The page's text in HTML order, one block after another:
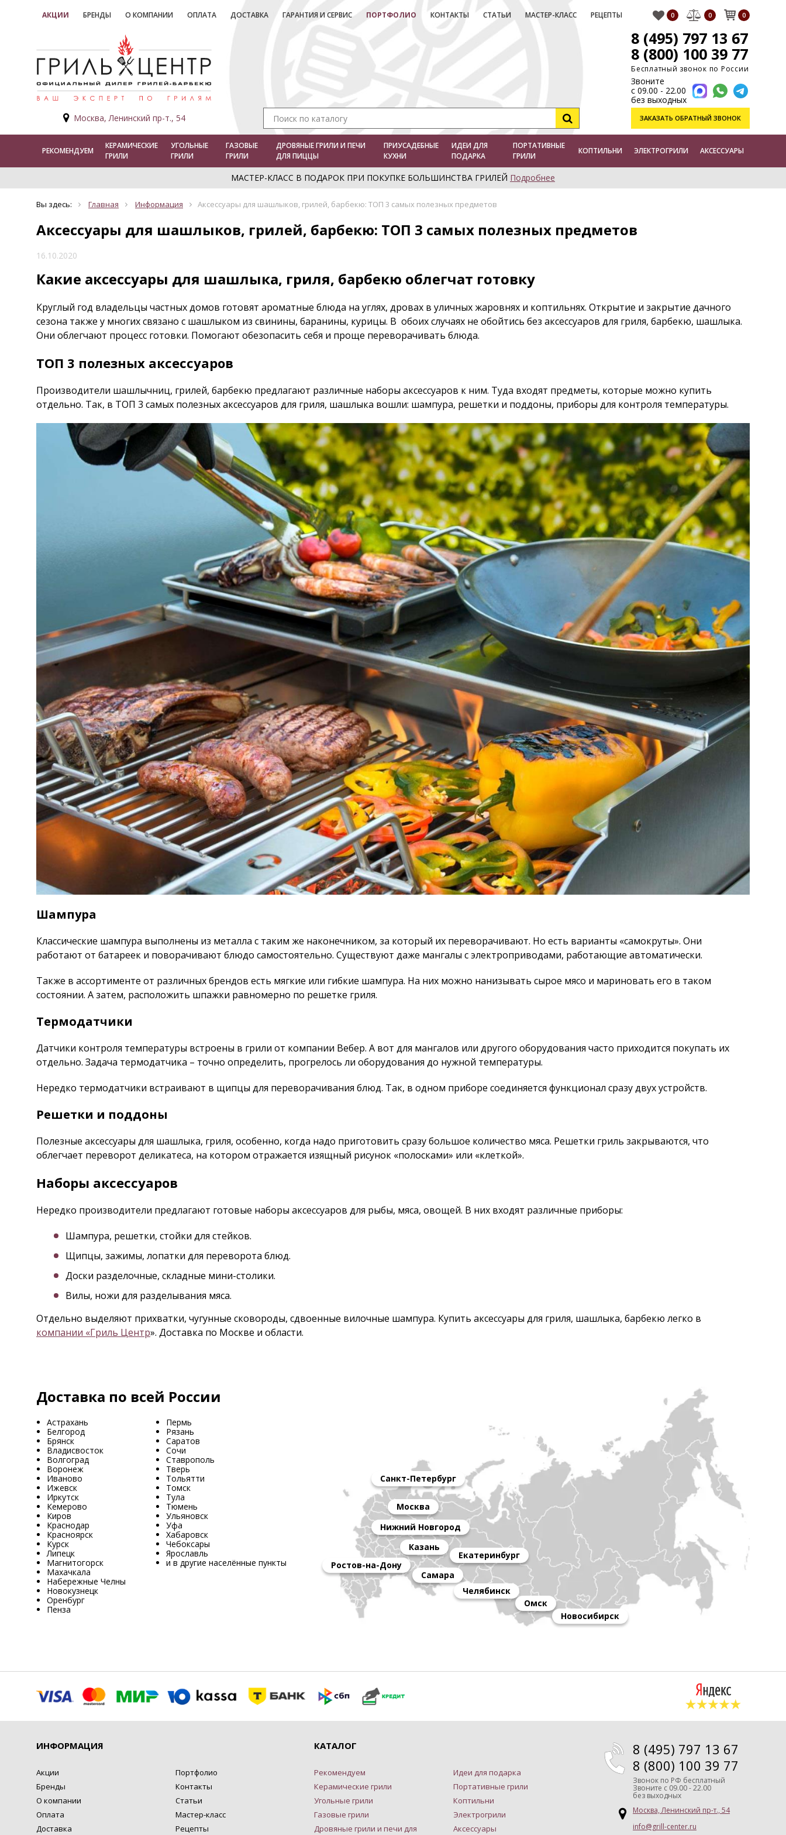
АКЦИИ БРЕНДЫ О КОМПАНИИ ОПЛАТА ДОСТАВКА ГАРАНТИЯ И СЕРВИС ПОРТФОЛИО КОНТАКТЫ СТАТЬИ МАСТЕР-КЛАСС РЕЦЕПТЫ 0 0 0
Москва, Ленинский пр-т., 54
8 (495) 797 13 67
8 (800) 100 39 77
Бесплатный звонок по России
Звоните
с 09.00 - 22.00
без выходных
ЗАКАЗАТЬ ОБРАТНЫЙ ЗВОНОК
РЕКОМЕНДУЕМ
КЕРАМИЧЕСКИЕ
ГРИЛИ
УГОЛЬНЫЕ
ГРИЛИ
ГАЗОВЫЕ
ГРИЛИ
ДРОВЯНЫЕ ГРИЛИ И ПЕЧИ
ДЛЯ ПИЦЦЫ
ПРИУСАДЕБНЫЕ
КУХНИ
ИДЕИ ДЛЯ
ПОДАРКА
ПОРТАТИВНЫЕ
ГРИЛИ
КОПТИЛЬНИ ЭЛЕКТРОГРИЛИ АКСЕССУАРЫ
МАСТЕР-КЛАСС В ПОДАРОК ПРИ ПОКУПКЕ БОЛЬШИНСТВА ГРИЛЕЙ Подробнее
Вы здесь: Главная Информация Аксессуары для шашлыков, грилей, барбекю: ТОП 3 самых полезных предметов
Аксессуары для шашлыков, грилей, барбекю: ТОП 3 самых полезных предметов
16.10.2020
Какие аксессуары для шашлыка, гриля, барбекю облегчат готовку
Круглый год владельцы частных домов готовят ароматные блюда на углях, дровах в уличных жаровнях и коптильнях. Открытие и закрытие дачного
сезона также у многих связано с шашлыком из свинины, баранины, курицы. В обоих случаях не обойтись без аксессуаров для гриля, барбекю, шашлыка.
Они облегчают процесс готовки. Помогают обезопасить себя и проще переворачивать блюда.
ТОП 3 полезных аксессуаров
Производители шашлычниц, грилей, барбекю предлагают различные наборы аксессуаров к ним. Туда входят предметы, которые можно купить
отдельно. Так, в ТОП 3 самых полезных аксессуаров для гриля, шашлыка вошли: шампура, решетки и поддоны, приборы для контроля температуры.
Шампура
Классические шампура выполнены из металла с таким же наконечником, за который их переворачивают. Но есть варианты «самокруты». Они
работают от батареек и поворачивают блюдо самостоятельно. Существуют даже мангалы с электроприводами, работающие автоматически.
Также в ассортименте от различных брендов есть мягкие или гибкие шампура. На них можно нанизывать сырое мясо и мариновать его в таком
состоянии. А затем, расположить шпажки равномерно по решетке гриля.
Термодатчики
Датчики контроля температуры встроены в грили от компании Вебер. А вот для мангалов или другого оборудования часто приходится покупать их
отдельно. Задача термодатчика – точно определить, прогрелось ли оборудования до нужной температуры.
Нередко термодатчики встраивают в щипцы для переворачивания блюд. Так, в одном приборе соединяется функционал сразу двух устройств.
Решетки и поддоны
Полезные аксессуары для шашлыка, гриля, особенно, когда надо приготовить сразу большое количество мяса. Решетки гриль закрываются, что
облегчает переворот деликатеса, на котором отражается изящный рисунок «полосками» или «клеткой».
Наборы аксессуаров
Нередко производители предлагают готовые наборы аксессуаров для рыбы, мяса, овощей. В них входят различные приборы:
Шампура, решетки, стойки для стейков.
Щипцы, зажимы, лопатки для переворота блюд.
Доски разделочные, складные мини-столики.
Вилы, ножи для разделывания мяса.
Отдельно выделяют прихватки, чугунные сковороды, сдвоенные вилочные шампура. Купить аксессуары для гриля, шашлыка, барбекю легко в
компании «Гриль Центр». Доставка по Москве и области.
Доставка по всей России
Астрахань
Белгород
Брянск
Владисвосток
Волгоград
Воронеж
Иваново
Ижевск
Иркутск
Кемерово
Киров
Краснодар
Красноярск
Курск
Липецк
Магнитогорск
Махачкала
Набережные Челны
Новокузнецк
Оренбург
Пенза
Пермь
Рязань
Саратов
Сочи
Ставрополь
Тверь
Тольятти
Томск
Тула
Тюмень
Ульяновск
Уфа
Хабаровск
Чебоксары
Ярославль
и в другие населённые пункты
Санкт-Петербург
Москва
Нижний Новгород
Казань
Екатеринбург
Ростов-на-Дону
Самара
Челябинск
Омск
Новосибирск
ИНФОРМАЦИЯ
Акции
Бренды
О компании
Оплата
Доставка
Портфолио
Контакты
Статьи
Мастер-класс
Рецепты
КАТАЛОГ
Рекомендуем
Керамические грили
Угольные грили
Газовые грили
Дровяные грили и печи для
Идеи для подарка
Портативные грили
Коптильни
Электрогрили
Аксессуары
8 (495) 797 13 67
8 (800) 100 39 77
Звонок по РФ бесплатный
Звоните с 09.00 - 22.00
без выходных
Москва, Ленинский пр-т., 54
info@grill-center.ru